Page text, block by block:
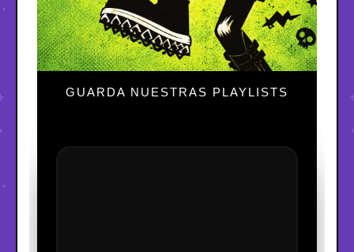
GUARDA NUESTRAS PLAYLISTS